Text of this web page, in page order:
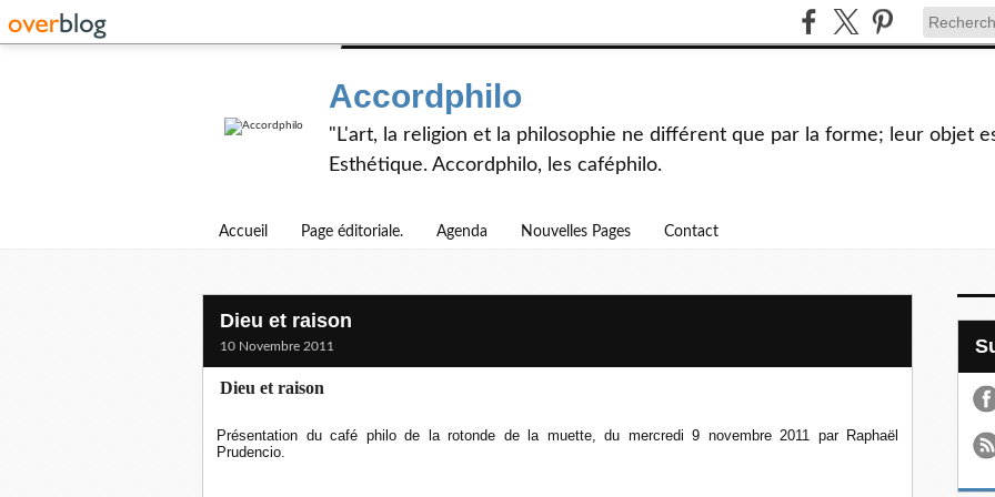
Accordphilo
"L'art, la religion et la philosophie ne différent que par la forme; leur objet
Esthétique. Accordphilo, les caféphilo.
Accueil Page éditoriale. Agenda Nouvelles Pages Contact
Dieu et raison
10 Novembre 2011
Dieu et raison
Présentation du café philo de la rotonde de la muette, du mercredi 9 novembre 2011 par Raphaël
Prudencio.